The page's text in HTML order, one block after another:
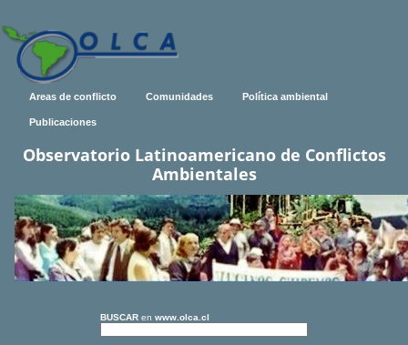
Areas de conflicto Comunidades Política ambiental
Publicaciones
Observatorio Latinoamericano de Conflictos
Ambientales
BUSCAR en www.olca.cl